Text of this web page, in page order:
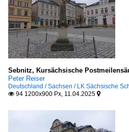
Sebnitz, Kursächsische
Peter Reiser
Deutschland / Sachsen / LK Sächsische
 94 1200x900 Px, 11.04.2025 